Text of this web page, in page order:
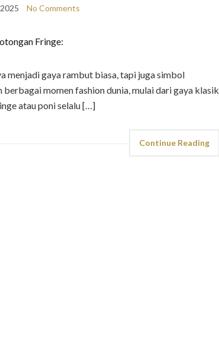
No Comments
menjadi gaya rambut biasa, tapi juga simbol
momen fashion dunia, mulai dari gaya klasik
atau poni selalu […]
Continue Reading